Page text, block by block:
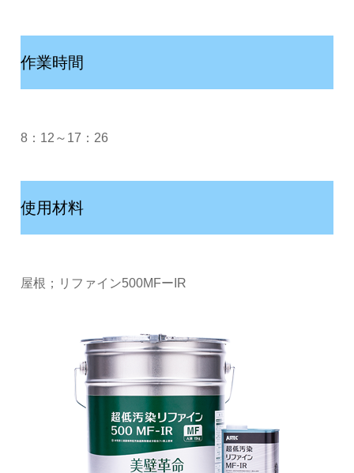
作業時間
8：12～17：26
使用材料
屋根；リファイン500MFーIR